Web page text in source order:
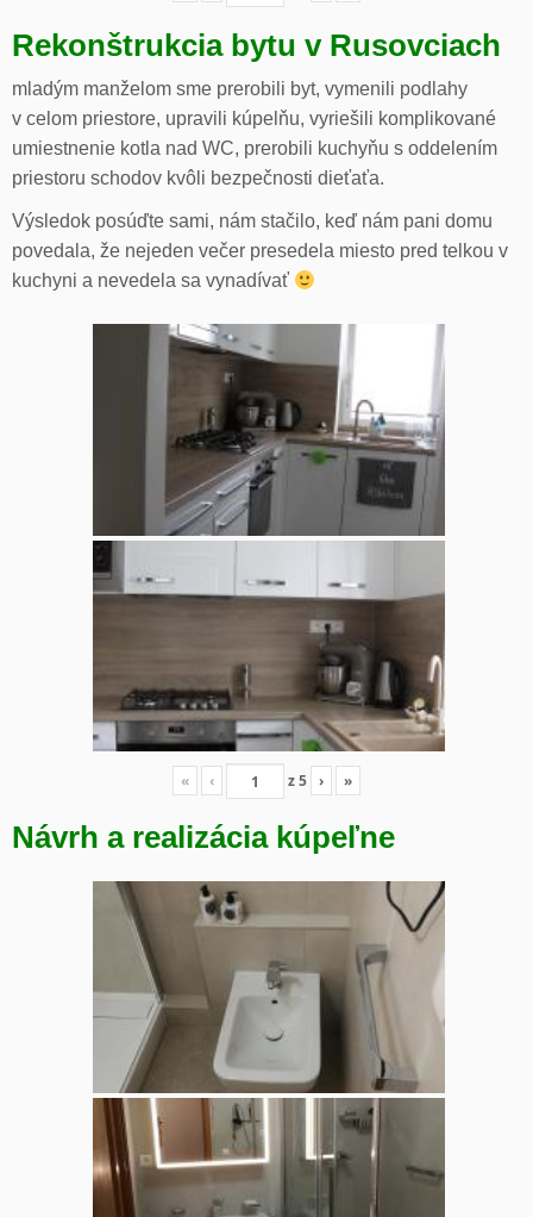
Rekonštrukcia bytu v Rusovciach
mladým manželom sme prerobili byt, vymenili podlahy
v celom priestore, upravili kúpelňu, vyriešili komplikované
umiestnenie kotla nad WC, prerobili kuchyňu s oddelením
priestoru schodov kvôli bezpečnosti dieťaťa.
Výsledok posúďte sami, nám stačilo, keď nám pani domu
povedala, že nejeden večer presedela miesto pred telkou v
kuchyni a nevedela sa vynadívať
« ‹ z5 › »
Návrh a realizácia kúpeľne